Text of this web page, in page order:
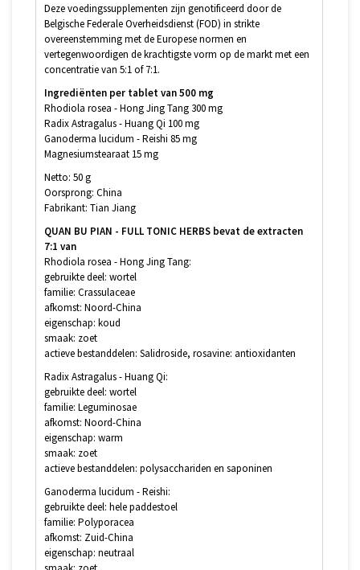
Deze voedingssupplementen zijn genotificeerd door de
Belgische Federale Overheidsdienst (FOD) in strikte
overeenstemming met de Europese normen en
vertegenwoordigen de krachtigste vorm op de markt met een
concentratie van 5:1 of 7:1.
Ingrediënten per tablet van 500 mg
Rhodiola rosea - Hong Jing Tang 300 mg
Radix Astragalus - Huang Qi 100 mg
Ganoderma lucidum - Reishi 85 mg
Magnesiumstearaat 15 mg
Netto: 50 g
Oorsprong: China
Fabrikant: Tian Jiang
QUAN BU PIAN - FULL TONIC HERBS bevat de extracten
7:1 van
Rhodiola rosea - Hong Jing Tang:
gebruikte deel: wortel
familie: Crassulaceae
afkomst: Noord-China
eigenschap: koud
smaak: zoet
actieve bestanddelen: Salidroside, rosavine: antioxidanten
Radix Astragalus - Huang Qi:
gebruikte deel: wortel
familie: Leguminosae
afkomst: Noord-China
eigenschap: warm
smaak: zoet
actieve bestanddelen: polysacchariden en saponinen
Ganoderma lucidum - Reishi:
gebruikte deel: hele paddestoel
familie: Polyporacea
afkomst: Zuid-China
eigenschap: neutraal